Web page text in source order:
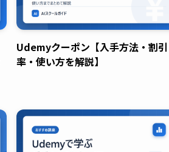
Udemyクーポン【入手方法・割引
率・使い方を解説】